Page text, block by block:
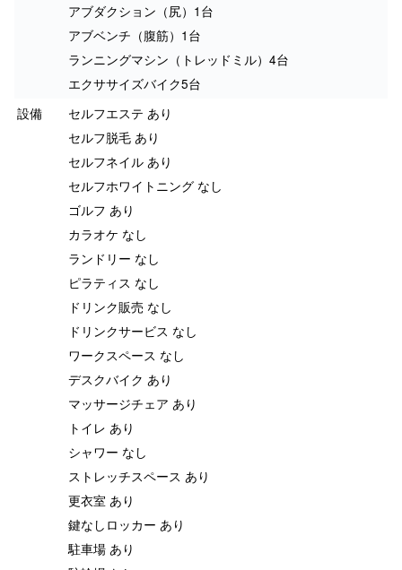
アブダクション（尻）1台
アブベンチ（腹筋）1台
ランニングマシン（トレッドミル）4台
エクササイズバイク5台
設備
セルフエステ あり
セルフ脱毛 あり
セルフネイル あり
セルフホワイトニング なし
ゴルフ あり
カラオケ なし
ランドリー なし
ピラティス なし
ドリンク販売 なし
ドリンクサービス なし
ワークスペース なし
デスクバイク あり
マッサージチェア あり
トイレ あり
シャワー なし
ストレッチスペース あり
更衣室 あり
鍵なしロッカー あり
駐車場 あり